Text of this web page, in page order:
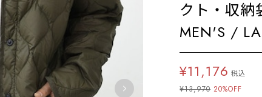
クト・収納
MEN'S /
¥11,176 税込
¥13,970 20%OFF